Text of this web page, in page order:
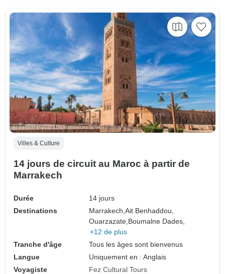
Villes & Culture
14 jours de circuit au Maroc à partir de
Marrakech
Durée
14 jours
Destinations
Marrakech,Ait Benhaddou,
Ouarzazate, Boumalne Dades,
+12 de plus
Tranche d'âge
Tous les âges sont bienvenus
Langue
Uniquement en : Anglais
Voyagiste
Fez Cultural Tours